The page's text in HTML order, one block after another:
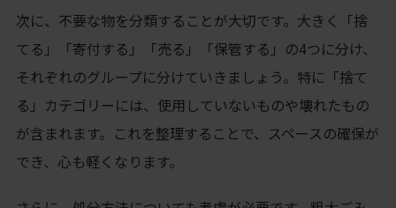
次に、不要な物を分類することが大切です。大きく「捨
てる」「寄付する」「売る」「保管する」の4つに分け、
それぞれのグループに分けていきましょう。特に「捨て
る」カテゴリーには、使用していないものや壊れたもの
が含まれます。これを整理することで、スペースの確保が
でき、心も軽くなります。